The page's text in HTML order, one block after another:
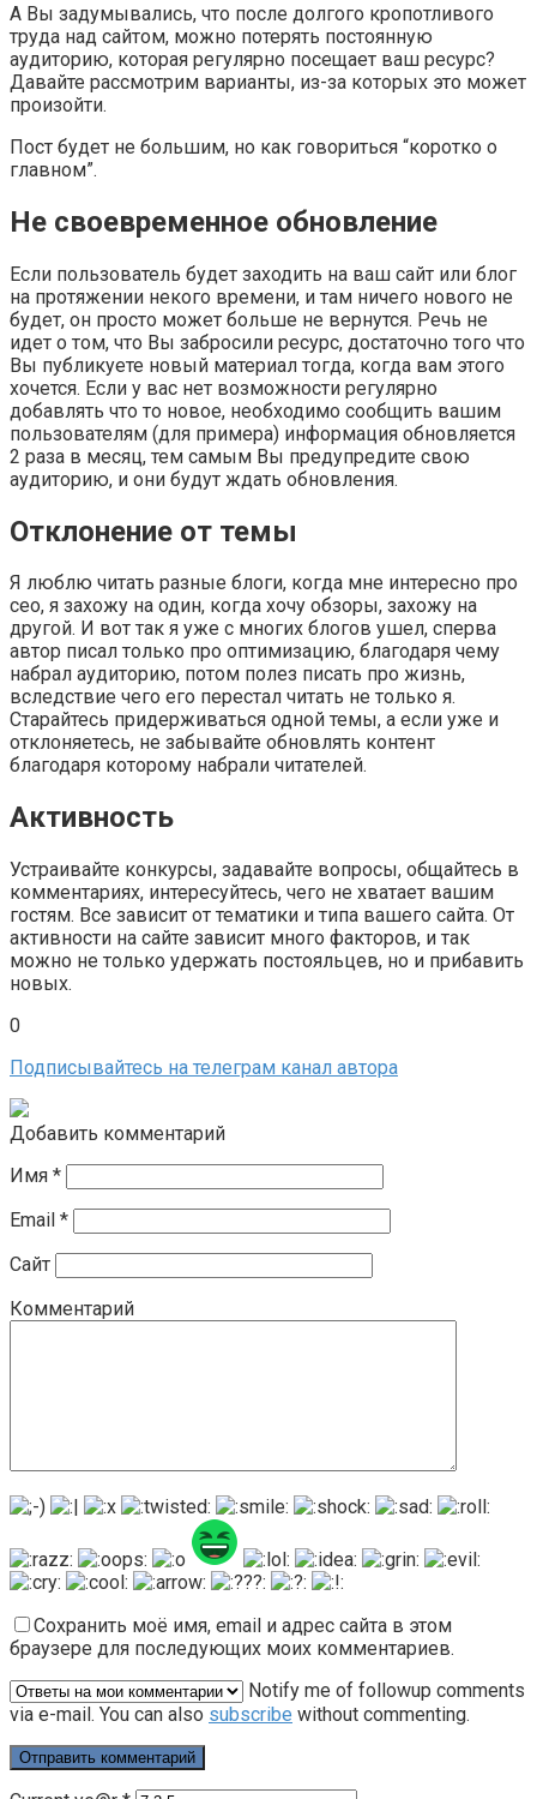
А Вы задумывались, что после долгого кропотливого
труда над сайтом, можно потерять постоянную
аудиторию, которая регулярно посещает ваш ресурс?
Давайте рассмотрим варианты, из-за которых это может
произойти.
Пост будет не большим, но как говориться “коротко о
главном”.
Не своевременное обновление
Если пользователь будет заходить на ваш сайт или блог
на протяжении некого времени, и там ничего нового не
будет, он просто может больше не вернутся. Речь не
идет о том, что Вы забросили ресурс, достаточно того что
Вы публикуете новый материал тогда, когда вам этого
хочется. Если у вас нет возможности регулярно
добавлять что то новое, необходимо сообщить вашим
пользователям (для примера) информация обновляется
2 раза в месяц, тем самым Вы предупредите свою
аудиторию, и они будут ждать обновления.
Отклонение от темы
Я люблю читать разные блоги, когда мне интересно про
сео, я захожу на один, когда хочу обзоры, захожу на
другой. И вот так я уже с многих блогов ушел, сперва
автор писал только про оптимизацию, благодаря чему
набрал аудиторию, потом полез писать про жизнь,
вследствие чего его перестал читать не только я.
Старайтесь придерживаться одной темы, а если уже и
отклоняетесь, не забывайте обновлять контент
благодаря которому набрали читателей.
Активность
Устраивайте конкурсы, задавайте вопросы, общайтесь в
комментариях, интересуйтесь, чего не хватает вашим
гостям. Все зависит от тематики и типа вашего сайта. От
активности на сайте зависит много факторов, и так
можно не только удержать постояльцев, но и прибавить
новых.
0
Подписывайтесь на телеграм канал автора
Добавить комментарий
Имя *
Email *
Сайт
Комментарий
Сохранить моё имя, email и адрес сайта в этом
браузере для последующих моих комментариев.
Notify me of followup comments
via e-mail. You can also subscribe without commenting.